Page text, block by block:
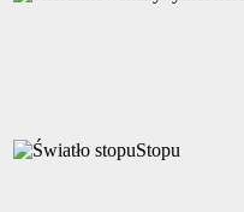
Stopu